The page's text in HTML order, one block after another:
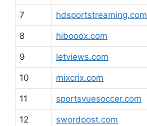
7 hdsportstreaming.com
8 hibooox.com
9 letviews.com
10 mixcrix.com
11 sportsvuesoccer.com
12 swordpost.com